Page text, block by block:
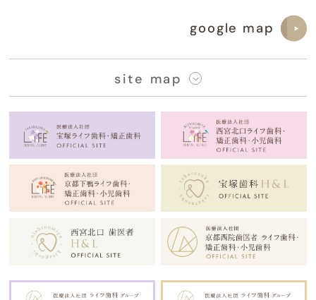
google map
site map